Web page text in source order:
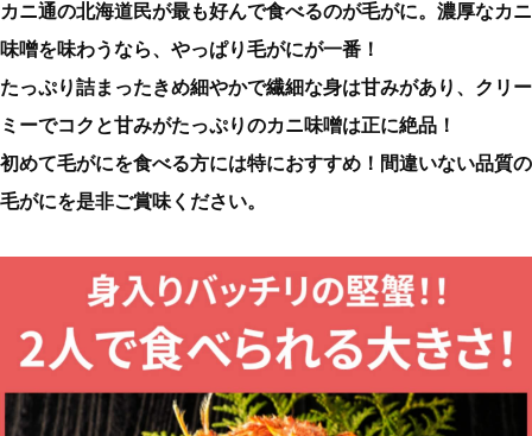
カニ通の北海道民が最も好んで食べるのが毛がに。濃厚なカニ
味噌を味わうなら、やっぱり毛がにが一番！
たっぷり詰まったきめ細やかで繊細な身は甘みがあり、クリー
ミーでコクと甘みがたっぷりのカニ味噌は正に絶品！
初めて毛がにを食べる方には特におすすめ！間違いない品質の
毛がにを是非ご賞味ください。